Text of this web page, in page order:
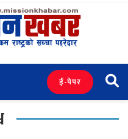
ई-पेपर